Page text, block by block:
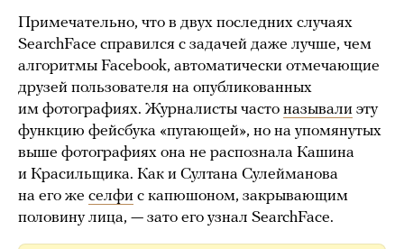
Примечательно, что в двух последних случаях
SearchFace справился с задачей даже лучше, чем
алгоритмы Facebook, автоматически отмечающие
друзей пользователя на опубликованных
им фотографиях. Журналисты часто называли эту
функцию фейсбука «пугающей», но на упомянутых
выше фотографиях она не распознала Кашина
и Красильщика. Как и Султана Сулейманова
на его же селфи с капюшоном, закрывающим
половину лица, — зато его узнал SearchFace.